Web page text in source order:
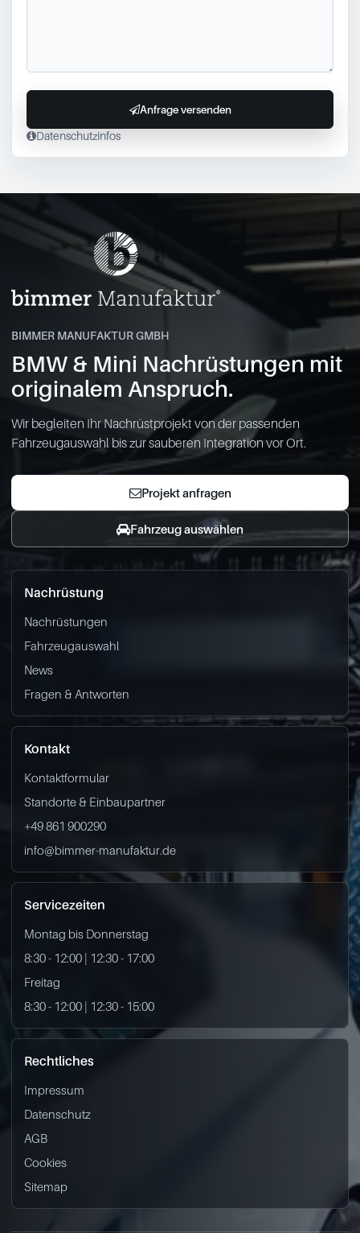
Datenschutzinfos
Anfrage versenden
BIMMER MANUFAKTUR GMBH
BMW & Mini Nachrüstungen mit
originalem Anspruch.
Wir begleiten Ihr Nachrüstprojekt von der passenden
Fahrzeugauswahl bis zur sauberen Integration vor Ort.
Projekt anfragen
Fahrzeug auswählen
Nachrüstung
Nachrüstungen
Fahrzeugauswahl
News
Fragen & Antworten
Kontakt
Kontaktformular
Standorte & Einbaupartner
+49 861 900290
info@bimmer-manufaktur.de
Servicezeiten
Montag bis Donnerstag
8:30 - 12:00 | 12:30 - 17:00
Freitag
8:30 - 12:00 | 12:30 - 15:00
Rechtliches
Impressum
Datenschutz
AGB
Cookies
Sitemap